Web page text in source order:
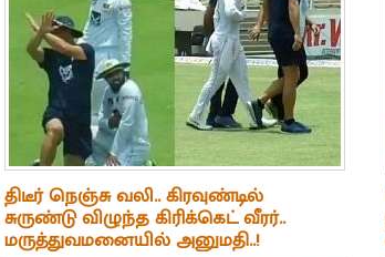
திடீர் நெஞ்சு வலி.. கிரவுண்டில்
சுருண்டு விழுந்த கிரிக்கெட் வீரர்..
மருத்துவமனையில் அனுமதி..!